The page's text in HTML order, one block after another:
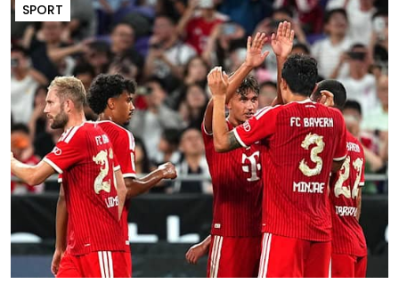
SPORT